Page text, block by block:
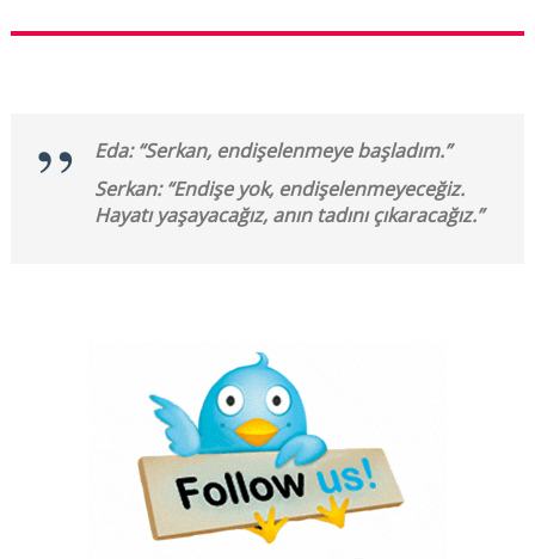
Eda: “Serkan, endişelenmeye başladım.”
Serkan: “Endişe yok, endişelenmeyeceğiz.
Hayatı yaşayacağız, anın tadını çıkaracağız.”